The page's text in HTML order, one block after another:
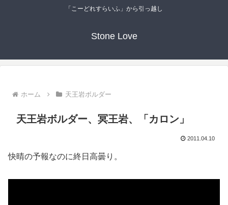
「こーどれすらいふ」から引っ越し
Stone Love
ホーム 天王岩ボルダー
天王岩ボルダー、冥王岩、「カロン」
2011.04.10
快晴の予報なのに終日高曇り。